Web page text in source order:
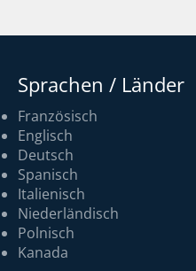
Sprachen / Länder
Französisch
Englisch
Deutsch
Spanisch
Italienisch
Niederländisch
Polnisch
Kanada